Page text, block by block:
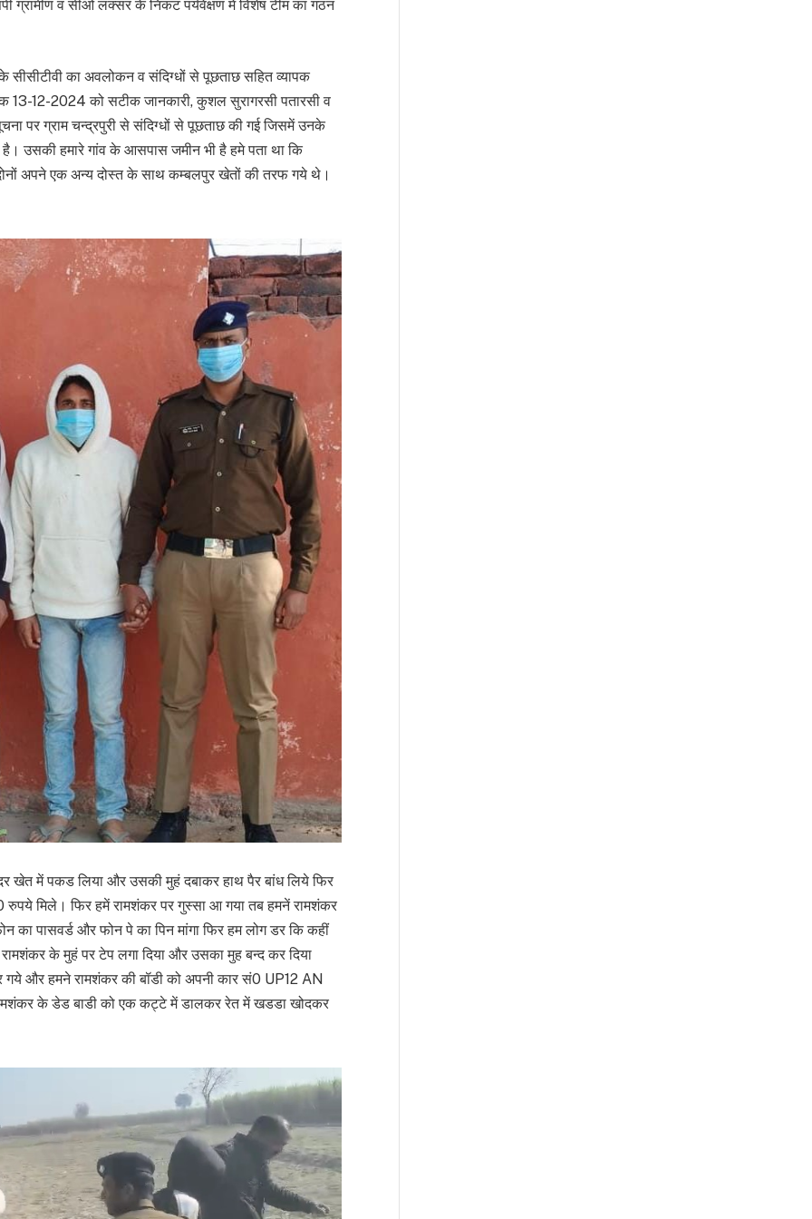
ग्रामीण व सीओ लक्सर के निकट पर्यवेक्षण में विशेष टीम का गठन
के सीसीटीवी का अवलोकन व संदिग्धों से पूछताछ सहित व्यापक
13-12-2024 को सटीक जानकारी, कुशल सुरागरसी पतारसी व
पर ग्राम चन्द्रपुरी से संदिग्धों से पूछताछ की गई जिसमें उनके
है। उसकी हमारे गांव के आसपास जमीन भी है हमे पता था कि
अपने एक अन्य दोस्त के साथ कम्बलपुर खेतों की तरफ गये थे।
खेत में पकड लिया और उसकी मुहं दबाकर हाथ पैर बांध लिये फिर
मिले। फिर हमें रामशंकर पर गुस्सा आ गया तब हमनें रामशंकर
पासवर्ड और फोन पे का पिन मांगा फिर हम लोग डर कि कहीं
के मुहं पर टेप लगा दिया और उसका मुह बन्द कर दिया
गये और हमने रामशंकर की बॉडी को अपनी कार सं0 UP12 AN
के डेड बाडी को एक कट्टे में डालकर रेत में खडडा खोदकर